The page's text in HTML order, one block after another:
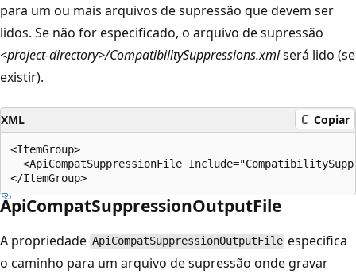
para um ou mais arquivos de supressão que devem ser
lidos. Se não for especificado, o arquivo de supressão
<project-directory>/CompatibilitySuppressions.xmlserá lido (se
existir).
XML Copiar
<ItemGroup>
<ApiCompatSuppressionFile
ApiCompatSuppressionOutputFile
A propriedade ApiCompatSuppressionOutputFile especifica
o caminho para um arquivo de supressão onde gravar